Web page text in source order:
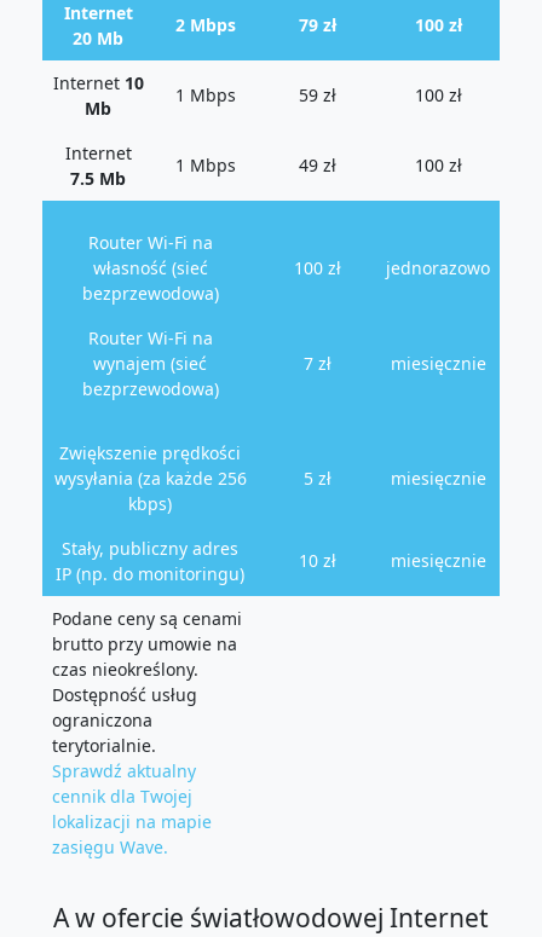
Internet
20 Mb
2 Mbps 79 zł 100 zł
Internet 10
Mb
1 Mbps 59 zł 100 zł
Internet
7.5 Mb
1 Mbps 49 zł 100 zł
Router Wi-Fi na
własność (sieć
bezprzewodowa)
100 zł jednorazowo
Router Wi-Fi na
wynajem (sieć
bezprzewodowa)
7 zł miesięcznie
Zwiększenie prędkości
wysyłania (za każde 256
kbps)
5 zł miesięcznie
Stały, publiczny adres
IP (np. do monitoringu)
10 zł miesięcznie
Podane ceny są cenami
brutto przy umowie na
czas nieokreślony.
Dostępność usług
ograniczona
terytorialnie.
Sprawdź aktualny
cennik dla Twojej
lokalizacji na mapie
zasięgu Wave.
A w ofercie światłowodowej Internet